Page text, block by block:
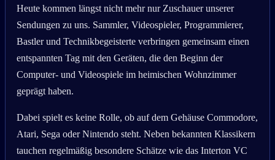
Heute kommen längst nicht mehr nur Zuschauer unserer
Sendungen zu uns. Sammler, Videospieler, Programmierer,
Bastler und Technikbegeisterte verbringen gemeinsam einen
entspannten Tag mit den Geräten, die den Beginn der
Computer- und Videospiele im heimischen Wohnzimmer
geprägt haben.
Dabei spielt es keine Rolle, ob auf dem Gehäuse Commodore,
Atari, Sega oder Nintendo steht. Neben bekannten Klassikern
tauchen regelmäßig besondere Schätze wie das Interton VC